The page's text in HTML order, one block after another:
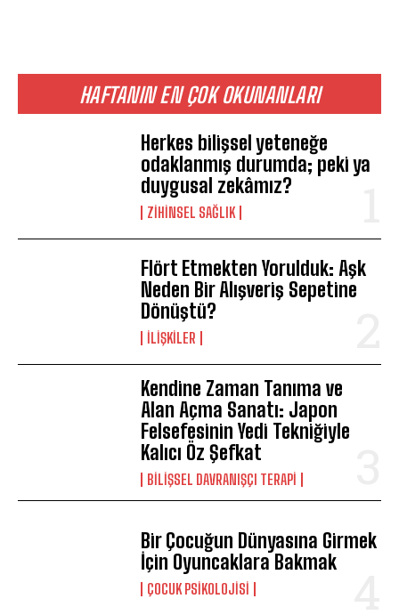
ABONE OL
Gizlilik politikasınıokudum, onaylıyorum.
HAFTANIN EN ÇOK OKUNANLARI
Herkes bilişsel yeteneğe
odaklanmış durumda; peki ya
duygusal zekâmız?
ZIHINSEL SAĞLIK
Flört Etmekten Yorulduk: Aşk
Neden Bir Alışveriş Sepetine
Dönüştü?
İLIŞKILER
Kendine Zaman Tanıma ve
Alan Açma Sanatı: Japon
Felsefesinin Yedi Tekniğiyle
Kalıcı Öz Şefkat
BILIŞSEL DAVRANIŞÇI TERAPI
Bir Çocuğun Dünyasına Girmek
İçin Oyuncaklara Bakmak
ÇOCUK PSIKOLOJISI